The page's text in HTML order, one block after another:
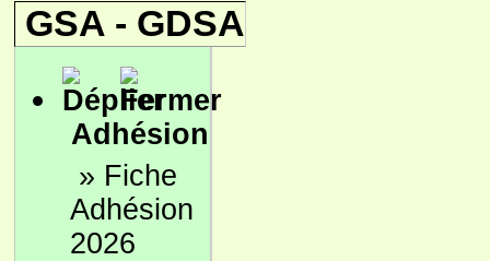
GSA - GDSA
Adhésion
» Fiche
Adhésion
2026